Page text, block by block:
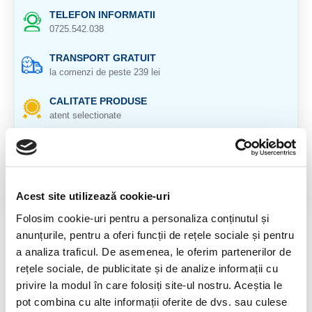
Acest site utilizează cookie-uri
Folosim cookie-uri pentru a personaliza conținutul și
anunțurile, pentru a oferi funcții de rețele sociale și pentru
a analiza traficul. De asemenea, le oferim partenerilor de
rețele sociale, de publicitate și de analize informații cu
privire la modul în care folosiți site-ul nostru. Aceștia le
pot combina cu alte informații oferite de dvs. sau culese
TELEFON INFORMATII
0725.542.038
TRANSPORT GRATUIT
la comenzi de peste 239 lei
CALITATE PRODUSE
atent selectionate
pentru toate produsele
DESCRIERE PRODUS
Cristal natural 100%